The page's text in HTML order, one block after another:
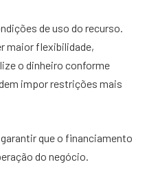
de uso do recurso.
maior flexibilidade,
o dinheiro conforme
impor restrições mais
que o financiamento
do negócio.